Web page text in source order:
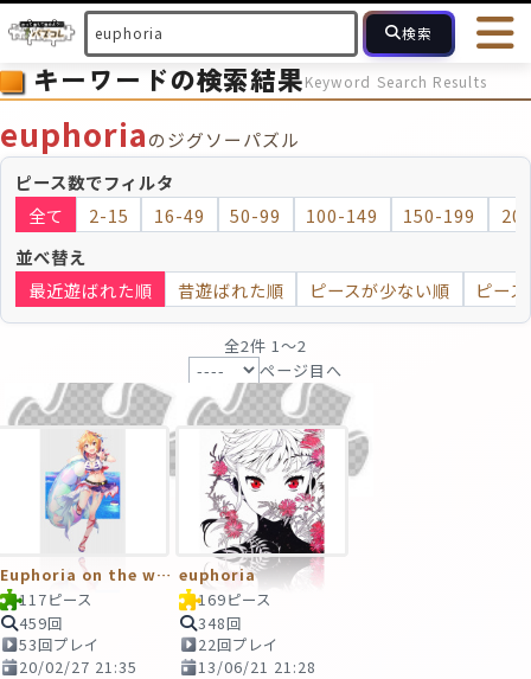
検索
HOME 会員登録
ログイン
最近投稿され
ピース数 2～15 16～49 50～99 100
モザイク モザイクのみ
キーワードの検索結果Keyword Search Results
euphoriaのジグソーパズル
ピース数でフィルタ
全て
2-15 16-49 50-99 100-149 150-199
並べ替え
最近遊ばれた順
昔遊ばれた順 ピースが少ない順 ピー
全2件 1〜2
ページ目へ
Euphoria on the water
117ピース
459回
53回プレイ
20/02/27 21:35
euphoria
169ピース
348回
22回プレイ
13/06/21 21:28